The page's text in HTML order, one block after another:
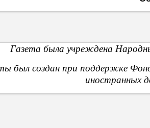
Газета была учреждена
был создан при поддержке
иностранных